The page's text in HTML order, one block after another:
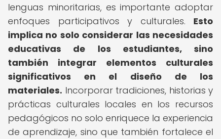
lenguas minoritarias, es importante adoptar
enfoques participativos y culturales. Esto
implica no solo considerar las necesidades
educativas de los estudiantes, sino
también integrar elementos culturales
significativos en el diseño de los
materiales. Incorporar tradiciones, historias y
prácticas culturales locales en los recursos
pedagógicos no solo enriquece la experiencia
de aprendizaje, sino que también fortalece el